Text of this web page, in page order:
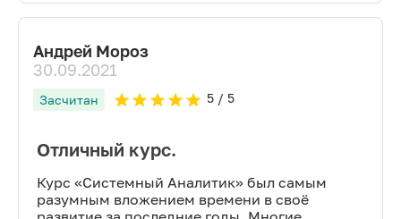
Андрей Мороз
30.09.2021
Засчитан 5/ 5
Отличный курс.
Курс «Системный Аналитик» был самым
разумным вложением времени в своё